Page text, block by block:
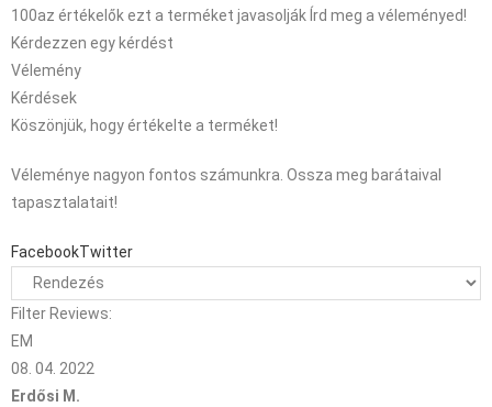
100az értékelők ezt a terméket javasolják Írd meg a véleményed!
Kérdezzen egy kérdést
Vélemény
Kérdések
Köszönjük, hogy értékelte a terméket!
Véleménye nagyon fontos számunkra. Ossza meg barátaival
tapasztalatait!
FacebookTwitter
Filter Reviews:
EM
08. 04. 2022
Erdősi M.